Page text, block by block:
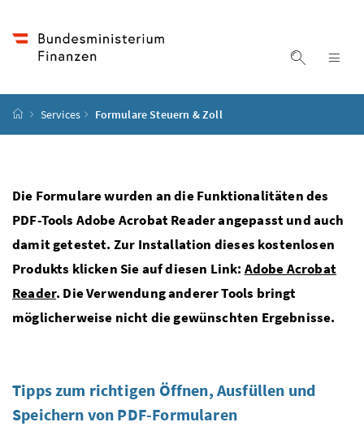
Suche
Startseite
Services Formulare Steuern & Zoll
Die Formulare wurden an die Funktionalitäten des
PDF-Tools Adobe Acrobat Reader angepasst und auch
damit getestet. Zur Installation dieses kostenlosen
Produkts klicken Sie auf diesen Link: Adobe Acrobat
Reader. Die Verwendung anderer Tools bringt
möglicherweise nicht die gewünschten Ergebnisse.
Tipps zum richtigen Öffnen, Ausfüllen und
Speichern von PDF-Formularen